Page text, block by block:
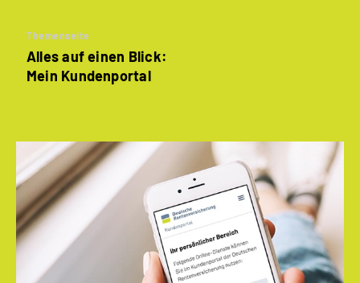
Themenseite
Alles auf einen Blick:
Mein Kundenportal